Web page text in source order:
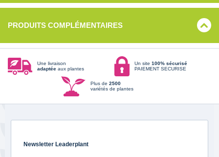
PRODUITS COMPLÉMENTAIRES
Une livraison
adaptée aux plantes
Un site 100% sécurisé
PAIEMENT SECURISE
Plus de 2500
variétés de plantes
Newsletter Leaderplant